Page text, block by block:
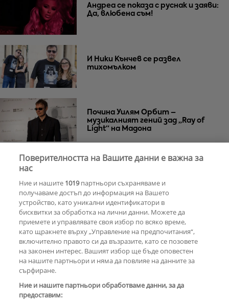
Андреа се показа с руснак и заяви:
Да, влюбена съм!
И Ники Кънчев се развел
тихомълком
Почина Уилям Орбит –
музикалният гений зад „Ray of
Light“ на Мадона
еволюция
РЕКЛАМА
КОМЕНТАРИ
Поверителността на Вашите данни е важна за
нас
Ние и нашите 1019партньори съхраняваме и
получаваме достъп до информация на Вашето
устройство, като уникални идентификатори в
бисквитки за обработка на лични данни. Можете да
приемете и управлявате своя избор по всяко време,
като щракнете върху „Управление на предпочитания“,
включително правото си да възразите, като се позовете
на законен интерес. Вашият избор ще бъде оповестен
на нашите партньори и няма да повлияе на данните за
сърфиране.
Ние и нашите партньори обработваме данни, за да
предоставим: